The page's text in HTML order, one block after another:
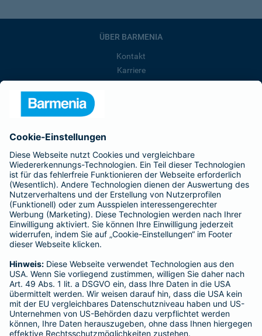
ÜBER BARMENIA
Kontakt
Karriere
Barmenia ist Teil der BarmeniaGothaer
BELIEBTE SEITEN
Kranken-Zusatzversicherung
Tierversicherungen
Haftpflichtversicherung
Hausratversicherung
Adresse ändern
Schaden melden
Kilometerstandsmeldung
Serviceübersicht